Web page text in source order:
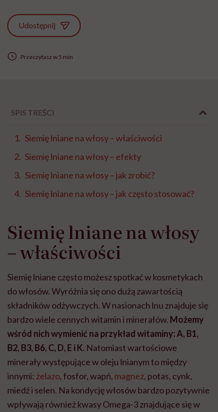
Udostępnij
Przeczytasz w 5 min
SPIS TREŚCI
Siemię lniane na włosy – właściwości
Siemię lniane na włosy – efekty
Siemię lniane na włosy – jak zrobić?
Siemię lniane na włosy – jak często stosować?
Siemię lniane na włosy
– właściwości
Siemię lniane często możesz spotkać w kosmetykach
do włosów. Wyróżnia się ono dużą zawartością
składników odżywczych. W nasionach lnu znajduje się
bardzo wiele cennych witamin i minerałów. Możemy
wśród nich wymienić na przykład witaminy: A, B1,
B2, B3, B6, C, D, E i K. Natomiast wartościowe
minerały występujące w oleju lnianym to między
innymi: żelazo, fosfor, wapń, magnez, potas, cynk,
miedź i selen. Na kondycję włosów bardzo pozytywnie
wpływają również kwasy Omega-3 znajdujące się w